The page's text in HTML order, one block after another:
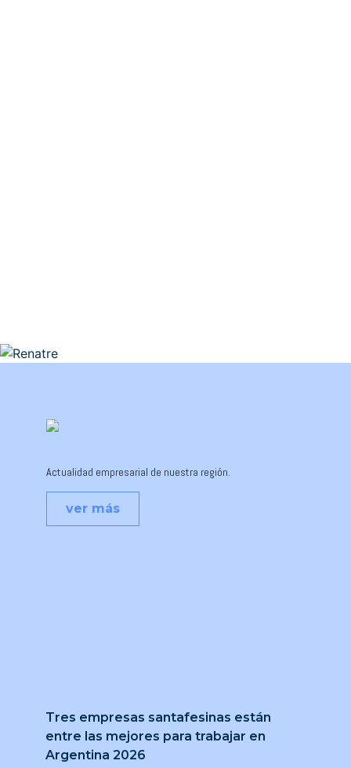
Tres empresas santafesinas están
entre las mejores para trabajar en
Argentina 2026
Actualidad empresarial de nuestra región.
ver más